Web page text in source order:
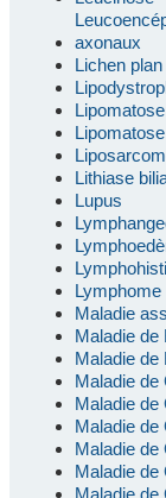
axonaux
Lichen
Lithiase
Lupus
Lymphome
Maladie
Maladie de
Maladie de
Maladie
Maladie de
Maladie de
Maladie de
Maladie de
Maladie de